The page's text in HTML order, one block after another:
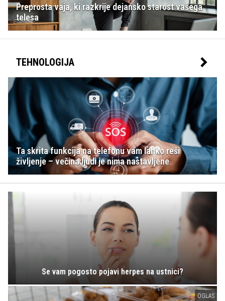
Preprosta vaja, ki razkrije dejansko starost vašega
telesa
TEHNOLOGIJA
Ta skrita funkcija na telefonu vam lahko reši
življenje – večina ljudi je nima nastavljene
Se vam pogosto pojavi herpes na ustnici?
OGLAS